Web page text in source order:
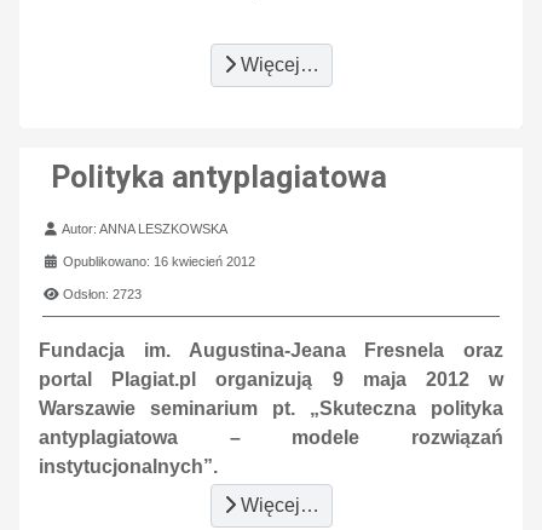
Więcej…
Polityka antyplagiatowa
Szczegóły
Autor:ANNA LESZKOWSKA
Opublikowano: 16 kwiecień 2012
Odsłon: 2723
Fundacja im. Augustina-Jeana Fresnela oraz
portal Plagiat.pl organizują 9 maja 2012 w
Warszawie seminarium pt. „Skuteczna polityka
antyplagiatowa – modele rozwiązań
instytucjonalnych”.
Więcej…